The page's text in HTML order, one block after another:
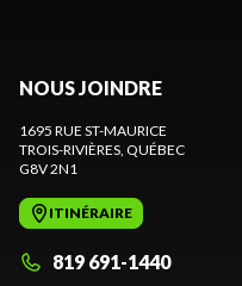
NOUS JOINDRE
1695 RUE ST-MAURICE
TROIS-RIVIÈRES, QUÉBEC
G8V 2N1
ITINÉRAIRE
819 691-1440